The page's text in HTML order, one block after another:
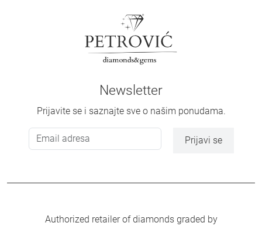
Newsletter
Prijavite se i saznajte sve o našim ponudama.
Prijavi se
Authorized retailer of diamonds graded by